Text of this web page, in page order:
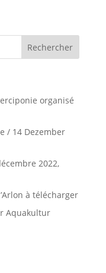
organisé
/ 14 Dezember
2022,
à télécharger
Aquakultur